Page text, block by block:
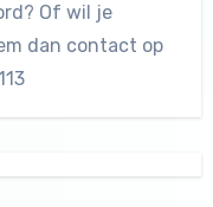
Of wil je
dan contact op